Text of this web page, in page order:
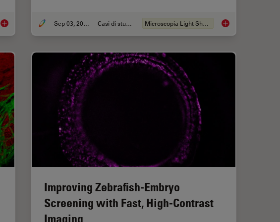
Focus on Long-Term Imaging in 3D with Light Sheet Microscopy
Sep 03, 2025 Casi di studio Microscopia Light Sheet Capturing
Improving Zebrafish-Embryo
Screening with Fast, High-Contrast
Imaging